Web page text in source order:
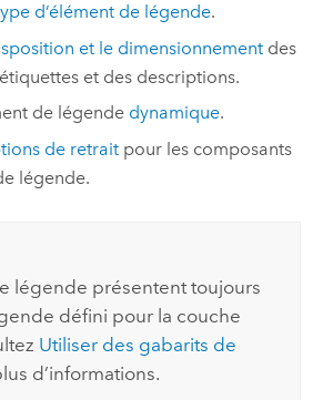
d’élément de légende.
et le dimensionnement des
et des descriptions.
de légende dynamique.
de retrait pour les composants
légende.
légende présentent toujours
défini pour la couche
Utiliser des gabarits de
d’informations.